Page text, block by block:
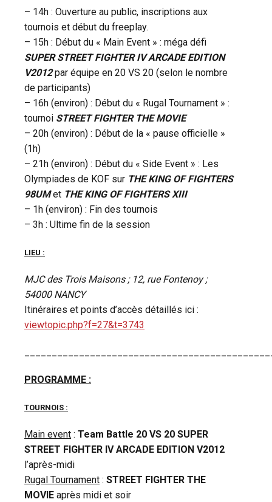
– 14h : Ouverture au public, inscriptions aux
tournois et début du freeplay.
– 15h : Début du « Main Event » : méga défi
SUPER STREET FIGHTER IV ARCADE EDITION
V2012par équipe en 20 VS 20 (selon le nombre
de participants)
– 16h (environ) : Début du « Rugal Tournament » :
tournoi STREET FIGHTER THE MOVIE
– 20h (environ) : Début de la « pause officielle »
(1h)
– 21h (environ) : Début du « Side Event » : Les
Olympiades de KOF sur THE KING OF FIGHTERS
98UMet THE KING OF FIGHTERS XIII
– 1h (environ) : Fin des tournois
– 3h : Ultime fin de la session
LIEU :
MJC des Trois Maisons ; 12, rue Fontenoy ;
54000 NANCY
Itinéraires et points d’accès détaillés ici :
viewtopic.php?f=27&t=3743
PROGRAMME :
TOURNOIS :
Main event : Team Battle 20 VS 20 SUPER
STREET FIGHTER IV ARCADE EDITION V2012
l’après-midi
Rugal Tournament : STREET FIGHTER THE
MOVIE après midi et soir